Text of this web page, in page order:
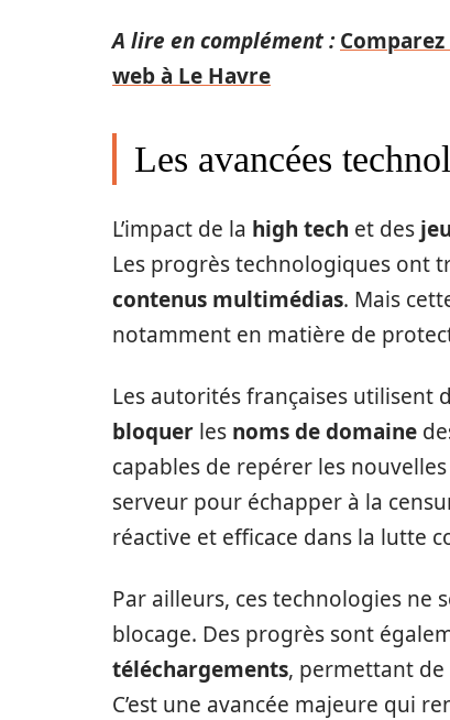
A lire en complément :
web à Le Havre
Les avancées
L’impact de la high tech et des
Les progrès technologiques ont
contenus multimédias. Mais
notamment en matière de
Les autorités françaises utilisent
bloquer les noms de domaine
capables de repérer les
serveur pour échapper à la
réactive et efficace dans la lutte
Par ailleurs, ces technologies ne
blocage. Des progrès sont
téléchargements, permettant de
C’est une avancée majeure qui